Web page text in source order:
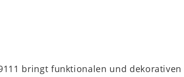
bringt funktionalen und